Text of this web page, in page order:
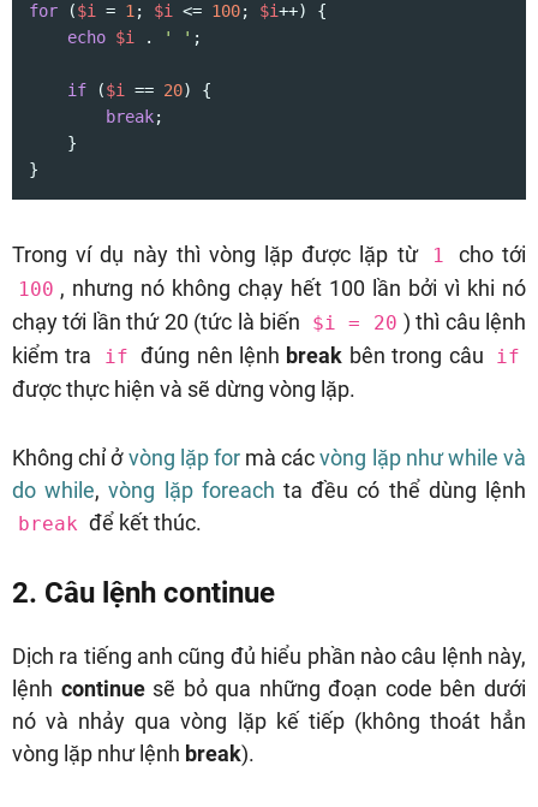
for ($i = 1 ; $i <= 100; $i++) {
echo $i . ' ' ;
if ($i == 20) {
break;
}
Trong ví dụ này thì vòng lặp được lặp từ 1 cho tới
100 , nhưng nó không chạy hết 100 lần bởi vì khi nó
chạy tới lần thứ 20 (tức là biến
$i = 20 ) thì câu lệnh
kiểm tra
if đúng nên lệnh break bên trong câu if
được thực hiện và sẽ dừng vòng lặp.
Không chỉ ởvòng lặp formà cácvòng lặp như while và
do while,vòng lặp foreach ta đều có thể dùng lệnh
break để kết thúc.
2. Câu lệnh continue
Dịch ra tiếng anh cũng đủ hiểu phần nào câu lệnh này,
lệnh continuesẽ bỏ qua những đoạn code bên dưới
nó và nhảy qua vòng lặp kế tiếp (không thoát hẳn
vòng lặp như lệnh break).